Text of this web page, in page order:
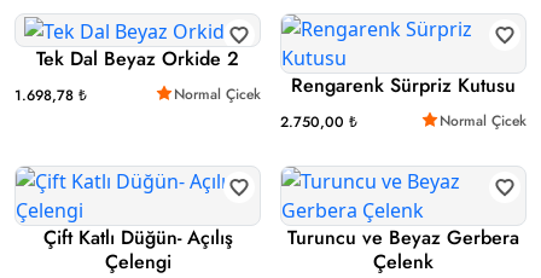
Tek Dal Beyaz Orkide 2
1.698,78 ₺ Normal Çicek Rengarenk Sürpriz Kutusu
2.750,00 ₺ Normal Çicek
Çift Katlı Düğün- Açılış
Çelengi
Turuncu ve Beyaz Gerbera
Çelenk